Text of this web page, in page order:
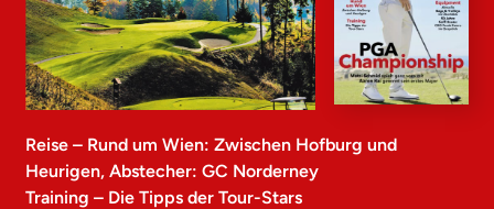
Reise – Rund um Wien: Zwischen Hofburg und
Heurigen, Abstecher: GC Norderney
Training – Die Tipps der Tour-Stars